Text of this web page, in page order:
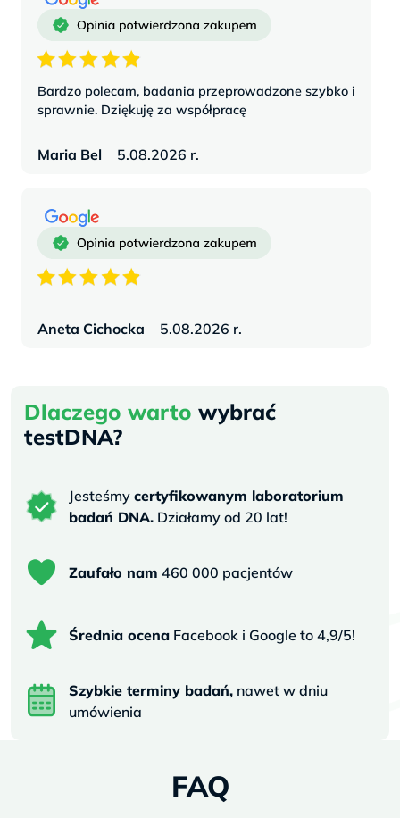
Bardzo polecam, badania przeprowadzone szybko i
sprawnie. Dziękuję za współpracę
Maria Bel 5.08.2026 r.
Aneta Cichocka 5.08.2026 r.
Dlaczego warto wybrać
testDNA?
Jesteśmycertyfikowanym laboratorium
badań DNA. Działamy od 20 lat!
Zaufało nam 460 000 pacjentów
Średnia ocena Facebook i Google to 4,9/5!
Szybkie terminy badań,nawet w dniu
umówienia
FAQ